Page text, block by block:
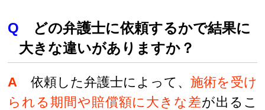
Q どの弁護士に依頼するかで結果に
大きな違いがありますか？
A 依頼した弁護士によって、施術を受け
られる期間や賠償額に大きな差が出るこ